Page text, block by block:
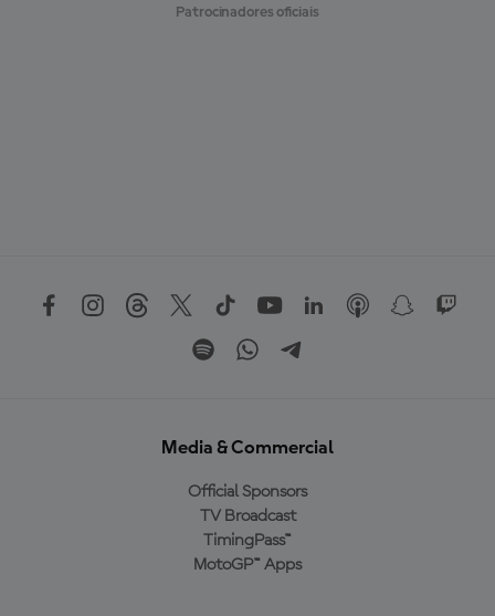
Patrocinadores oficiais
Media & Commercial
Official Sponsors
TV Broadcast
TimingPass™
MotoGP™ Apps